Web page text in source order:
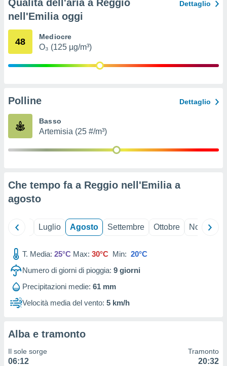
" o
dei
su
della
la
profili
per
profili
degli
Qualità dell'aria a Reggio
nell'Emilia oggi
Dettaglio
48 Mediocre
O₃ (125 µg/m³)
Polline Dettaglio
Basso
Artemisia (25 #/m³)
Che tempo fa a Reggio nell'Emilia a
agosto
Giugno Luglio Agosto Settembre Ottobre Novembre
T. Media: 25°C Max: 30°C Min: 20°C
Numero di giorni di pioggia: 9 giorni
Precipitazioni medie: 61 mm
Velocità media del vento: 5 km/h
Alba e tramonto
Il sole sorge
06:12
Tramonto
20:32